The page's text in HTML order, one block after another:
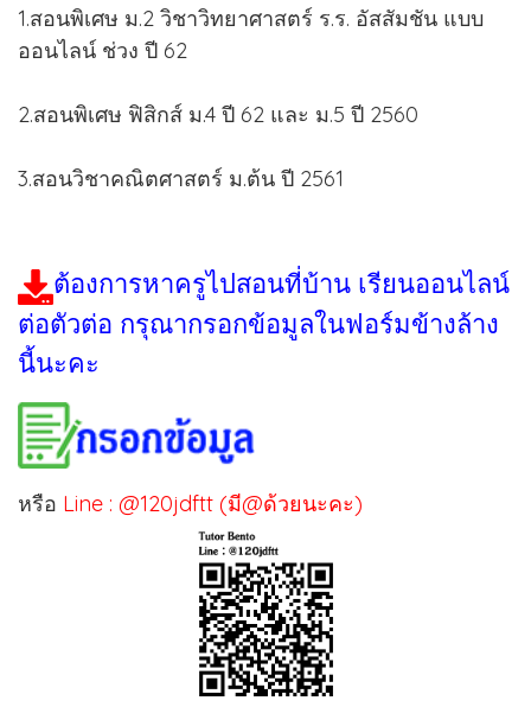
1.สอนพิเศษ ม.2 วิชาวิทยาศาสตร์ ร.ร. อัสสัมชัน แบบ
ออนไลน์ ช่วง ปี 62
2.สอนพิเศษ ฟิสิกส์ ม.4 ปี 62 และ ม.5 ปี 2560
3.สอนวิชาคณิตศาสตร์ ม.ต้น ปี 2561
ต้องการหาครูไปสอนที่บ้าน เรียนออนไลน์
ต่อตัวต่อ กรุณากรอกข้อมูลในฟอร์มข้างล้าง
นี้นะคะ
หรือ Line : @120jdftt (มี@ด้วยนะคะ)